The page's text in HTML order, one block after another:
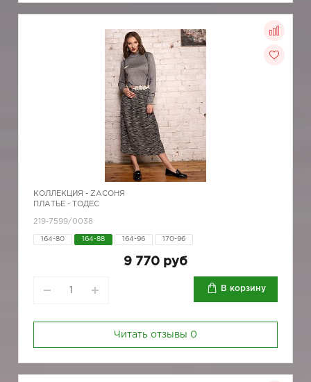
КОЛЛЕКЦИЯ - ZAСОНЯ
ПЛАТЬЕ - ТОДЕС
219-7599/0038
164-80 164-88 164-96 170-96
9 770 руб
В корзину
Читать отзывы 0